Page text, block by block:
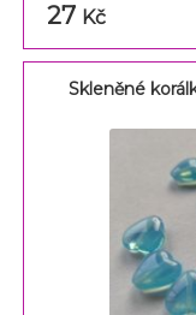
27 Kč
Skleněné